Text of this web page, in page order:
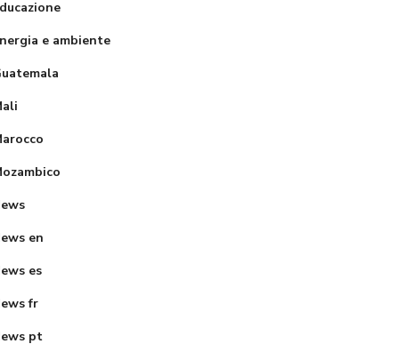
Ristrutturaz
scuola
primaria di
e ambiente
en
es
fr
pt